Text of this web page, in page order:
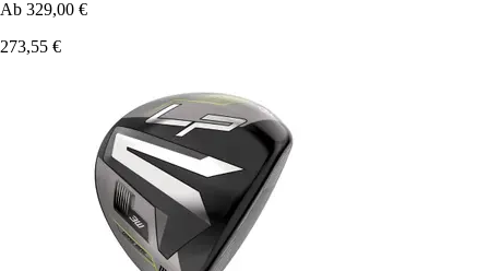
Ab 329,00 €
273,55 €